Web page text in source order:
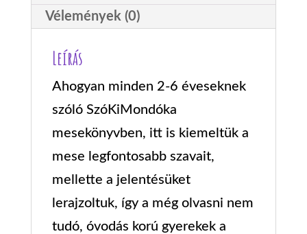
Vélemények (0)
Leírás
Ahogyan minden 2-6 éveseknek
szóló SzóKiMondóka
mesekönyvben, itt is kiemeltük a
mese legfontosabb szavait,
mellette a jelentésüket
lerajzoltuk, így a még olvasni nem
tudó, óvodás korú gyerekek a